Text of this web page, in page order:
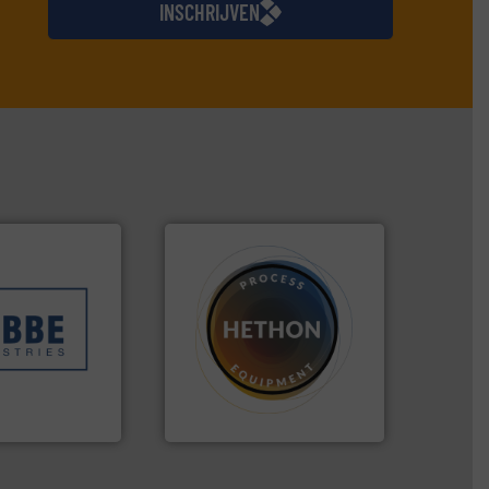
INSCHRIJVEN
in weeg-,
die
geholpen.
Hethon Nederland BV
HETHON is wereldwijd
specialist in poeder- en
vloeistofdosering, met
name bij lastig te verwerken
materialen.Meer info ➜